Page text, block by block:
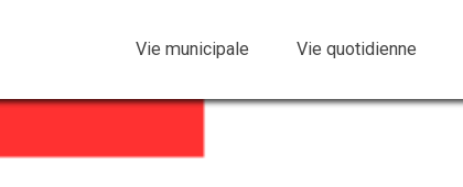
Vie municipale Vie quotidienne